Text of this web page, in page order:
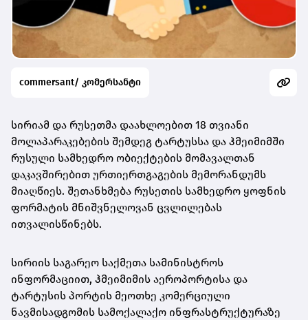
commersant/ კომერსანტი
სირიამ და რუსეთმა დაახლოებით 18 თვიანი
მოლაპარაკებების შემდეგ ტარტუსსა და ჰმეიმიმში
რუსული სამხედრო ობიექტების მომავალთან
დაკავშირებით ურთიერთგაგების მემორანდუმს
მიაღწიეს. შეთანხმება რუსეთის სამხედრო ყოფნის
ფორმატის მნიშვნელოვან ცვლილებას
ითვალისწინებს.
სირიის საგარეო საქმეთა სამინისტროს
ინფორმაციით, ჰმეიმიმის აეროპორტისა და
ტარტუსის პორტის მეოთხე კომერციული
ნავმისადგომის სამოქალაქო ინფრასტრუქტურაზე